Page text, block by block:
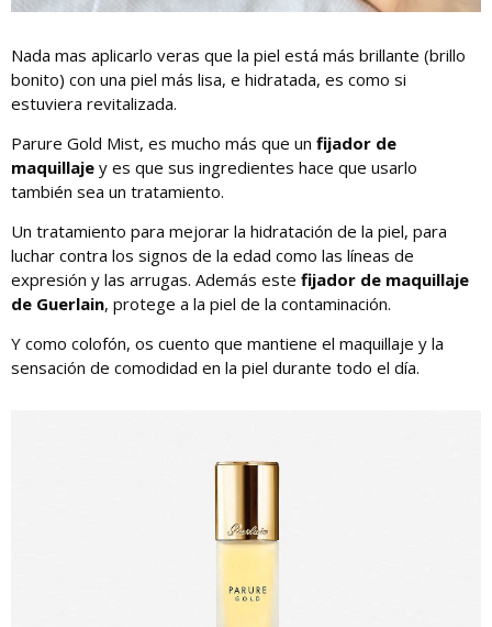
Nada mas aplicarlo veras que la piel está más brillante (brillo
bonito) con una piel más lisa, e hidratada, es como si
estuviera revitalizada.
Parure Gold Mist, es mucho más que un fijador de
maquillaje y es que sus ingredientes hace que usarlo
también sea un tratamiento.
Un tratamiento para mejorar la hidratación de la piel, para
luchar contra los signos de la edad como las líneas de
expresión y las arrugas. Además este fijador de maquillaje
de Guerlain, protege a la piel de la contaminación.
Y como colofón, os cuento que mantiene el maquillaje y la
sensación de comodidad en la piel durante todo el día.